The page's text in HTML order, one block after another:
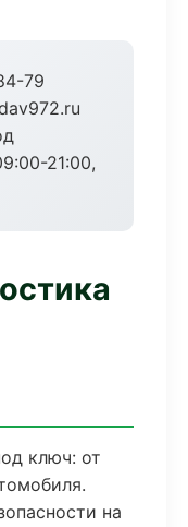
79
21:00,
ключ: от
на